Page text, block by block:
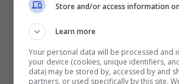
18
Store and/or access information
Learn more
Your personal data will be processed and
your device (cookies, unique identifiers,
data) may be stored by, accessed by and
partners, or used specifically by this site.